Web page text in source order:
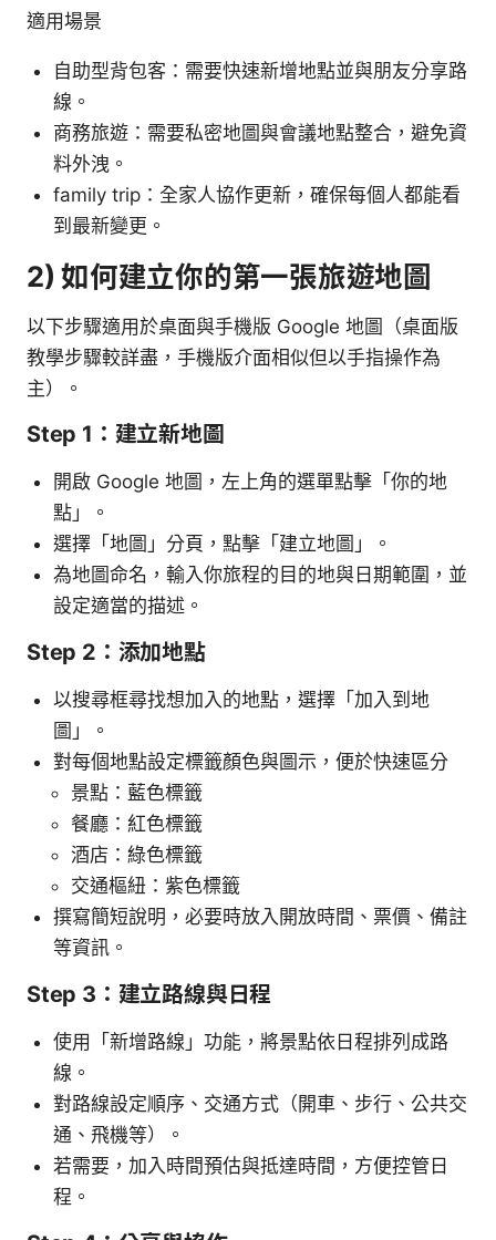
適用場景
自助型背包客：需要快速新增地點並與朋友分享路
線。
商務旅遊：需要私密地圖與會議地點整合，避免資
料外洩。
family trip：全家人協作更新，確保每個人都能看
到最新變更。
2) 如何建立你的第一張旅遊地圖
以下步驟適用於桌面與手機版 Google 地圖（桌面版
教學步驟較詳盡，手機版介面相似但以手指操作為
主）。
Step 1：建立新地圖
開啟 Google 地圖，左上角的選單點擊「你的地
點」。
選擇「地圖」分頁，點擊「建立地圖」。
為地圖命名，輸入你旅程的目的地與日期範圍，並
設定適當的描述。
Step 2：添加地點
以搜尋框尋找想加入的地點，選擇「加入到地
圖」。
對每個地點設定標籤顏色與圖示，便於快速區分
景點：藍色標籤
餐廳：紅色標籤
酒店：綠色標籤
交通樞紐：紫色標籤
撰寫簡短說明，必要時放入開放時間、票價、備註
等資訊。
Step 3：建立路線與日程
使用「新增路線」功能，將景點依日程排列成路
線。
對路線設定順序、交通方式（開車、步行、公共交
通、飛機等）。
若需要，加入時間預估與抵達時間，方便控管日
程。